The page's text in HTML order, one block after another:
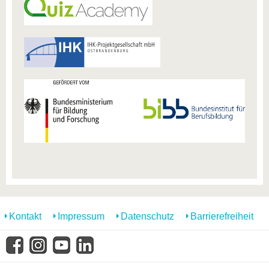
Kontakt Impressum Datenschutz Barrierefreiheit